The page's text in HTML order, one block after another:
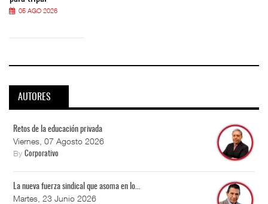
05 AGO 2026
AUTORES
Retos de la educación privada
Viernes, 07 Agosto 2026
By Corporativo
La nueva fuerza sindical que asoma en lo...
Martes, 23 Junio 2026